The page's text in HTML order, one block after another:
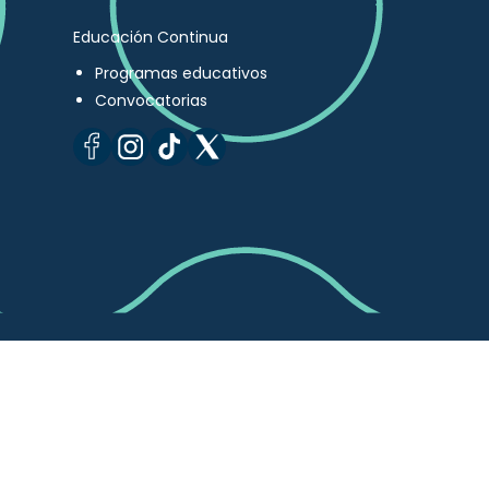
Educación Continua
Programas educativos
Convocatorias